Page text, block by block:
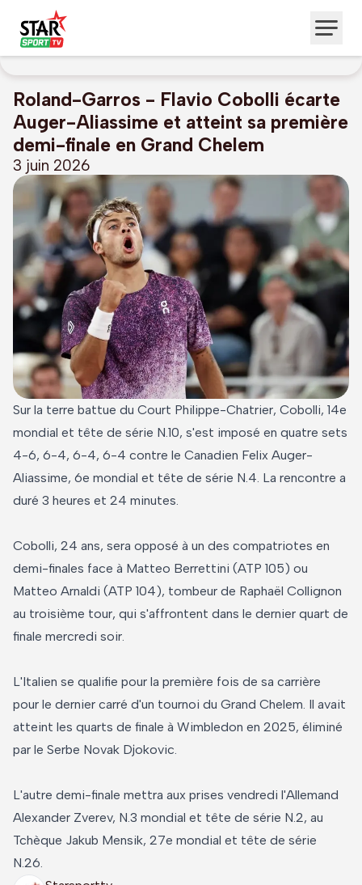
Roland-Garros - Flavio Cobolli écarte
Auger-Aliassime et atteint sa première
demi-finale en Grand Chelem
3 juin 2026
Sur la terre battue du Court Philippe-Chatrier, Cobolli, 14e
mondial et tête de série N.10, s'est imposé en quatre sets
4-6, 6-4, 6-4, 6-4 contre le Canadien Felix Auger-
Aliassime, 6e mondial et tête de série N.4. La rencontre a
duré 3 heures et 24 minutes.
Cobolli, 24 ans, sera opposé à un des compatriotes en
demi-finales face à Matteo Berrettini (ATP 105) ou
Matteo Arnaldi (ATP 104), tombeur de Raphaël Collignon
au troisième tour, qui s'affrontent dans le dernier quart de
finale mercredi soir.
L'Italien se qualifie pour la première fois de sa carrière
pour le dernier carré d'un tournoi du Grand Chelem. Il avait
atteint les quarts de finale à Wimbledon en 2025, éliminé
par le Serbe Novak Djokovic.
L'autre demi-finale mettra aux prises vendredi l'Allemand
Alexander Zverev, N.3 mondial et tête de série N.2, au
Tchèque Jakub Mensik, 27e mondial et tête de série
N.26.